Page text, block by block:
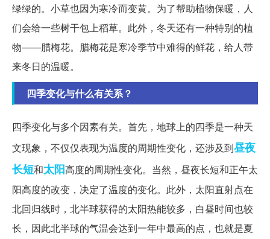
绿绿的。小草也因为寒冷而变黄。为了帮助植物保暖，人
们会给一些树干包上稻草。此外，冬天还有一种特别的植
物——腊梅花。腊梅花是寒冷季节中难得的鲜花，给人带
来冬日的温暖。
四季变化与什么有关系？
四季变化与多个因素有关。首先，地球上的四季是一种天
文现象，不仅仅表现为温度的周期性变化，还涉及到昼夜
长短和太阳高度的周期性变化。当然，昼夜长短和正午太
阳高度的改变，决定了温度的变化。此外，太阳直射点在
北回归线时，北半球获得的太阳热能较多，白昼时间也较
长，因此北半球的气温会达到一年中最高的点，也就是夏